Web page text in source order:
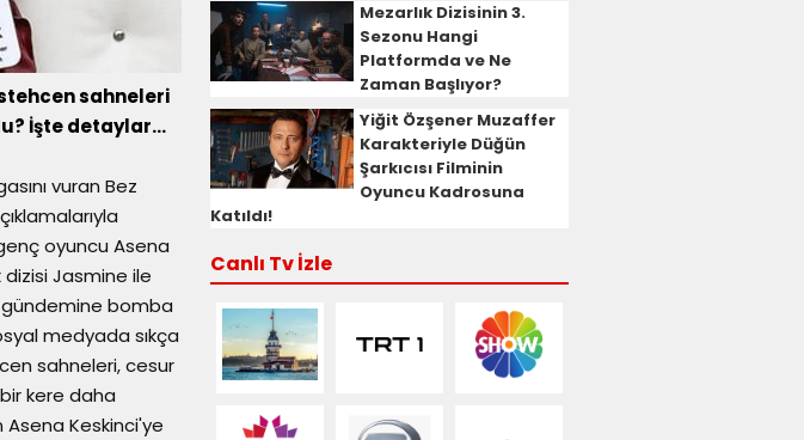
sahneleri
İşte detaylar...
vuran Bez
oyuncu Asena
dizisi Jasmine ile
bomba
medyada sıkça
sahneleri, cesur
kere daha
Keskinci'ye
Mezarlık Dizisinin 3.
Sezonu Hangi
Platformda ve Ne
Zaman Başlıyor?
Yiğit Özşener Muzaffer
Karakteriyle Düğün
Şarkıcısı Filminin
Oyuncu Kadrosuna
Katıldı!
Canlı Tv İzle